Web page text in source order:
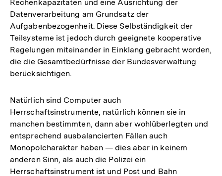
Rechenkapazitäten und eine Ausrichtung der
Datenverarbeitung am Grundsatz der
Aufgabenbezogenheit. Diese Selbständigkeit der
Teilsysteme ist jedoch durch geeignete kooperative
Regelungen miteinander in Einklang gebracht worden,
die die Gesamtbedürfnisse der Bundesverwaltung
berücksichtigen.
Natürlich sind Computer auch
Herrschaftsinstrumente, natürlich können sie in
manchen bestimmten, dann aber wohlüberlegten und
entsprechend ausbalancierten Fällen auch
Monopolcharakter haben — dies aber in keinem
anderen Sinn, als auch die Polizei ein
Herrschaftsinstrument ist und Post und Bahn